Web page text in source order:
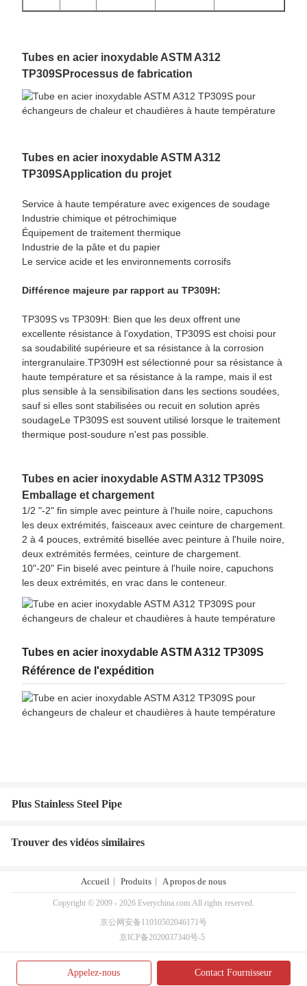
Tubes en acier inoxydable ASTM A312
TP309S Processus de fabrication
Tubes en acier inoxydable ASTM A312
TP309SApplication du projet
Service à haute température avec exigences de soudage
Industrie chimique et pétrochimique
Équipement de traitement thermique
Industrie de la pâte et du papier
Le service acide et les environnements corrosifs
Différence majeure par rapport au TP309H:
TP309S vs TP309H: Bien que les deux offrent une
excellente résistance à l'oxydation, TP309S est choisi pour
sa soudabilité supérieure et sa résistance à la corrosion
intergranulaire.TP309H est sélectionné pour sa résistance à
haute température et sa résistance à la rampe, mais il est
plus sensible à la sensibilisation dans les sections soudées,
sauf si elles sont stabilisées ou recuit en solution après
soudageLe TP309S est souvent utilisé lorsque le traitement
thermique post-soudure n'est pas possible.
Tubes en acier inoxydable ASTM A312 TP309S
Emballage et chargement
1/2 "-2" fin simple avec peinture à l'huile noire, capuchons
les deux extrémités, faisceaux avec ceinture de chargement.
2 à 4 pouces, extrémité bisellée avec peinture à l'huile noire,
deux extrémités fermées, ceinture de chargement.
10"-20" Fin biselé avec peinture à l'huile noire, capuchons
les deux extrémités, en vrac dans le conteneur.
Tubes en acier inoxydable ASTM A312 TP309S
Référence de l'expédition
Plus Stainless Steel Pipe
Trouver des vidéos similaires
Appelez-nous Contact Fournisseur
Accueil Produits A propos de nous
Copyright © 2009 - 2026 Everychina.com.All rights reserved.
京公网安备11010502046171号
京ICP备2020037340号-5